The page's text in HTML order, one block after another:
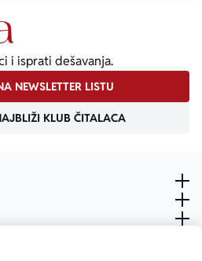
i isprati dešavanja.
NEWSLETTER LISTU
KLUB ČITALACA